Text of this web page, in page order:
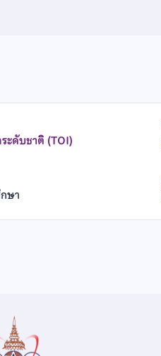
ะดับชาติ (TOI)
ษา